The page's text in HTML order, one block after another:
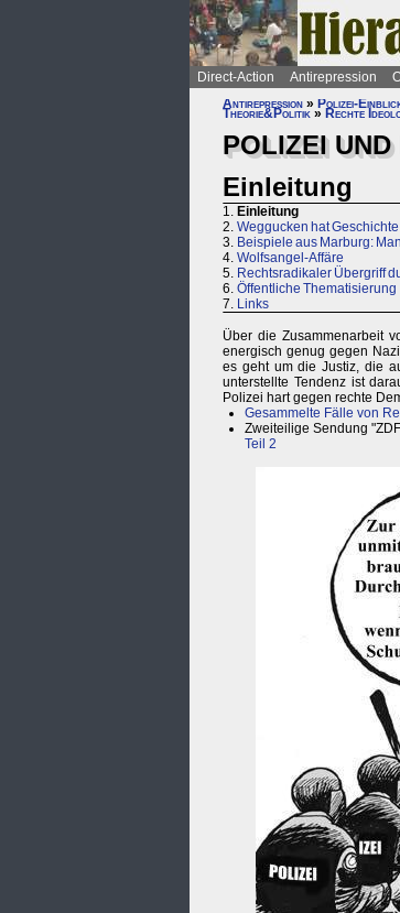
Direct-Action Antirepression
Antirepression » Polizei-
Theorie&Politik » Rechte
POLIZEI
Einleitung
1. Einleitung
2. Weggucken hat Geschichte
3. Beispiele aus Marburg:
4. Wolfsangel-Affäre
5. Rechtsradikaler Übergriff
6. Öffentliche Thematisierung
7. Links
Über die Zusammenarbeit
energisch genug gegen
es geht um die Justiz, die
unterstellte Tendenz ist
Polizei hart gegen rechte
Gesammelte Fälle von
Zweiteilige Sendung
Teil 2